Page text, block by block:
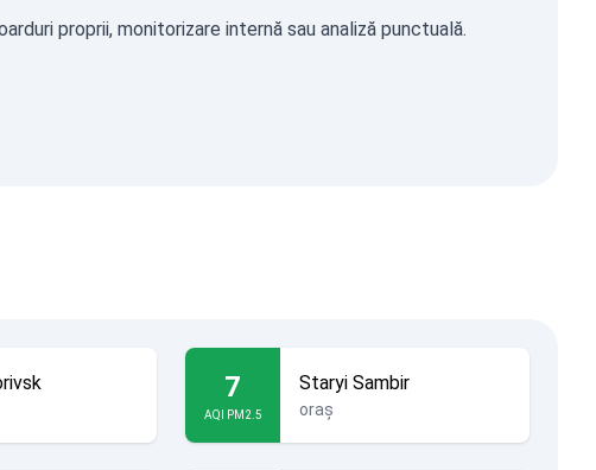
proprii, monitorizare internă sau analiză punctuală.
7
AQI PM2.5
Staryi Sambir
oraș